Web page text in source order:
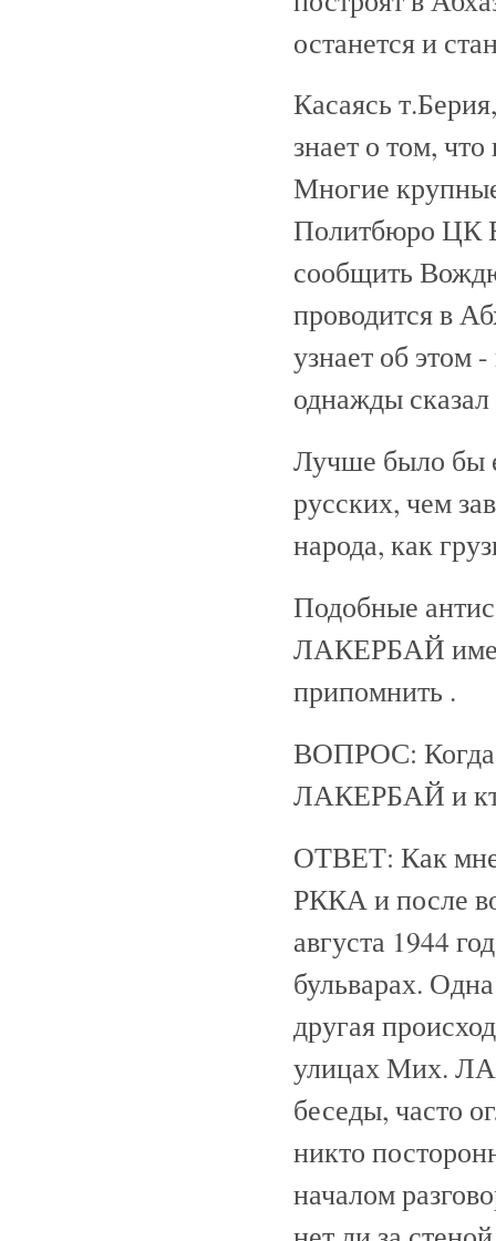
останется и
Касаясь
знает о том,
Многие
Политбюро ЦК
сообщить
проводится в
узнает об
однажды
Лучше было бы
русских, чем
народа, как
Подобные
ЛАКЕРБАЙ имел
припомнить .
ВОПРОС: Когда,
ЛАКЕРБАЙ и кто
ОТВЕТ: Как
РККА и после
августа 1944
бульварах.
другая
улицах Мих.
беседы, часто
никто
началом